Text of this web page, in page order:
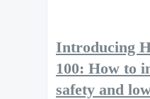
Introducing
100: How to
safety and